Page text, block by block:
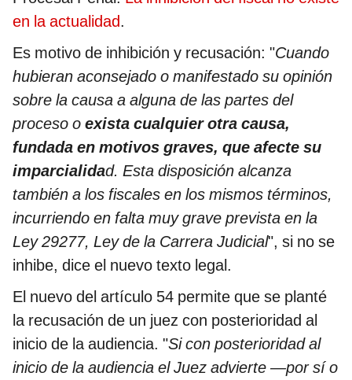
en la actualidad.
Es motivo de inhibición y recusación: "Cuando
hubieran aconsejado o manifestado su opinión
sobre la causa a alguna de las partes del
proceso o exista cualquier otra causa,
fundada en motivos graves, que afecte su
imparcialidad. Esta disposición alcanza
también a los fiscales en los mismos términos,
incurriendo en falta muy grave prevista en la
Ley 29277, Ley de la Carrera Judicial", si no se
inhibe, dice el nuevo texto legal.
El nuevo del artículo 54 permite que se planté
la recusación de un juez con posterioridad al
inicio de la audiencia. "Si con posterioridad al
inicio de la audiencia el Juez advierte —por sí o